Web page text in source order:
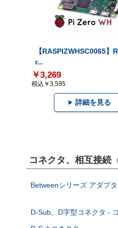
【RASPIZWHSC0065】
r...
￥3,269
税込￥3,595
詳細を見る
コネクタ、相互接続
Betweenシリーズ アダプタ
D-Sub、D字型コネクタ -